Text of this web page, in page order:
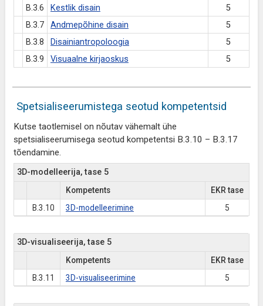
B.3.6
Kestlik disain
5
B.3.7
Andmepõhine disain
5
B.3.8
Disainiantropoloogia
5
B.3.9
Visuaalne kirjaoskus 5
Spetsialiseerumistega seotud kompetentsid
Kutse taotlemisel on nõutav vähemalt ühe
spetsialiseerumisega seotud kompetentsi B.3.10 – B.3.17
tõendamine.
3D-modelleerija, tase 5
Kompetents
EKR tase
B.3.10
3D-modelleerimine 5
3D-visualiseerija, tase 5
Kompetents
EKR tase
B.3.11
3D-visualiseerimine 5